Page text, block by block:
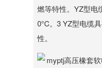
燃等特性。YZ型电
0°C。3 YZ型电缆
性。